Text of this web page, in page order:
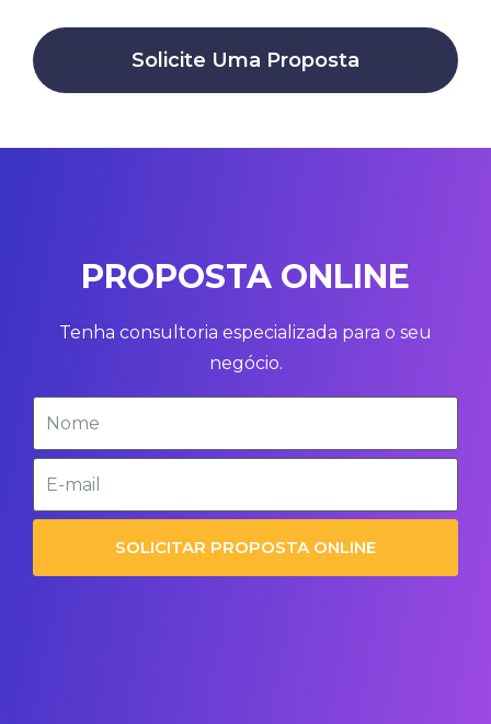
Solicite Uma Proposta
PROPOSTA ONLINE
Tenha consultoria especializada para o seu
negócio.
SOLICITAR PROPOSTA ONLINE